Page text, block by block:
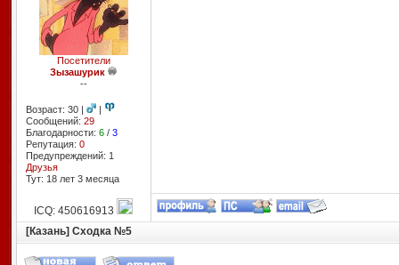
Посетители
Зызашурик
--
Возраст: 30 |
|
Сообщений: 29
Благодарности: 6/ 3
Репутация: 0
Предупреждений: 1
Друзья
Тут: 18 лет 3 месяцa
ICQ: 450616913
[Казань] Сходка №5